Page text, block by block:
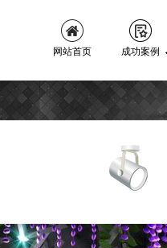
网站首页 成功案例